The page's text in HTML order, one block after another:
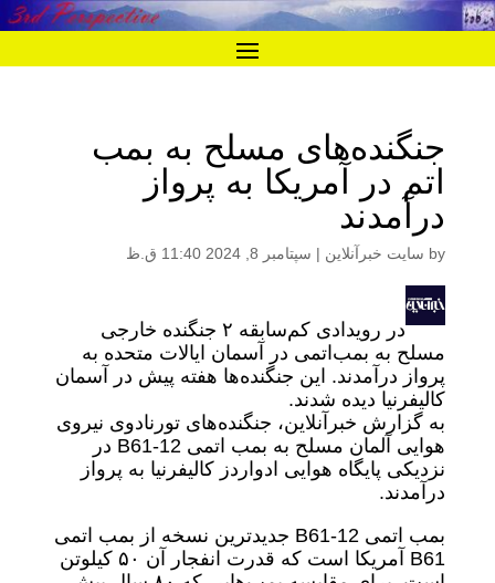
جنگنده‌های مسلح به بمب
اتم در آمریکا به پرواز
درآمدند
by سایت خبرآنلاین | سپتامبر 8, 2024 11:40 ق.ظ
در رویدادی کم‌سابقه ۲ جنگنده خارجی
مسلح به بمب‌اتمی در آسمان ایالات متحده به
پرواز درآمدند. این جنگنده‌ها هفته پیش در آسمان
کالیفرنیا دیده شدند.
به گزارش خبرآنلاین، جنگنده‌های تورنادوی نیروی
هوایی آلمان مسلح به بمب اتمی B61-12 در
نزدیکی پایگاه هوایی ادواردز کالیفرنیا به پرواز
درآمدند.
بمب اتمی B61-12 جدیدترین نسخه از بمب اتمی
B61 آمریکا است که قدرت انفجار آن ۵۰ کیلوتن